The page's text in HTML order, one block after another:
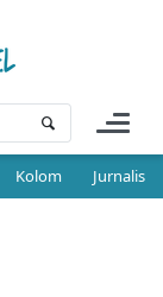
Kolom Jurnalis